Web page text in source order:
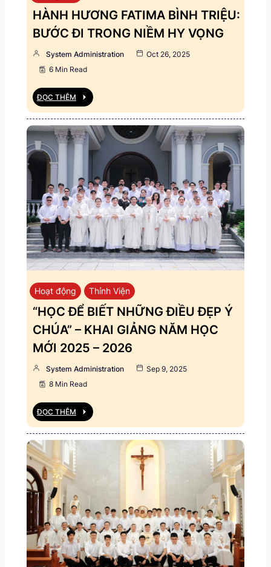
HÀNH HƯƠNG FATIMA BÌNH TRIỆU:
BƯỚC ĐI TRONG NIỀM HY VỌNG
System Administration
Oct 26, 2025
6 Min Read
ĐỌC THÊM
Hoạt động Thỉnh Viện
“HỌC ĐỂ BIẾT NHỮNG ĐIỀU ĐẸP Ý
CHÚA” – KHAI GIẢNG NĂM HỌC
MỚI 2025 – 2026
System Administration
Sep 9, 2025
8 Min Read
ĐỌC THÊM